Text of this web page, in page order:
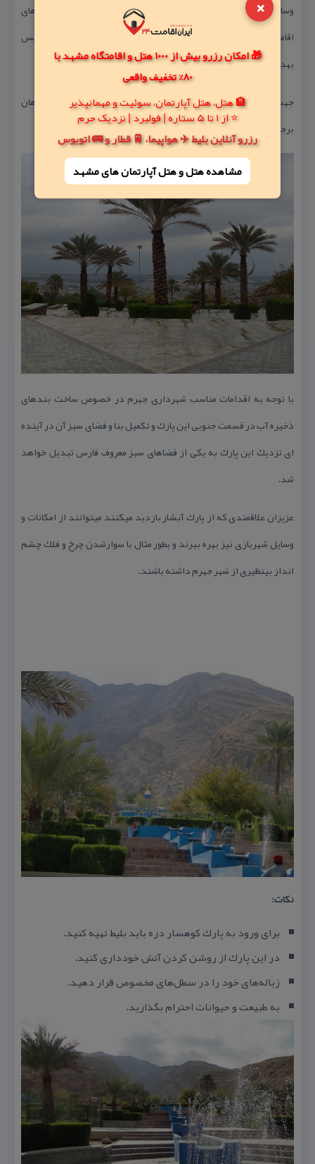
🎁 امکان رزرو بیش از 1000 هتل و اقامتگاه مشهد با
80% تخفیف واقعی
🏨 هتل، هتل آپارتمان، سوئیت و مهمانپذیر
⭐ از 1 تا 5 ستاره | فولبرد | نزدیک حرم
رزرو آنلاین بلیط ✈️ هواپیما، 🚆 قطار و 🚌 اتوبوس
مشاهده هتل و هتل‌ آپارتمان های مشهد
وسایل ورزشی، تجهیزات بازی برای كودكان و نوجوانان، شهربازی، سكوهای
اقامتی جهت خانواده ها، آلاچیق، استخری بزرگ با قایق تفریحی، سرویس
بهداشتی و فضای سبز اشاره كرد.
جهت زیبایی و طراوت پارك آبنماهای عالی نیز تعبیه شده است. شبانگاهان
برجهای نور پارك كوهسار زیبایی آن را دوچندان می نماید.
با توجه به اقدامات مناسب شهرداری جهرم در خصوص ساخت بندهای
ذخیره آب در قسمت جنوبی این پارك و تكمیل بنا و فضای سبز آن در آینده
ای نزدیك این پارك به یكی از فضاهای سبز معروف فارس تبدیل خواهد
شد.
عزیزان علاقمندی كه از پارك آبشار بازدید میكنند میتوانند از امكانات و
وسایل شهربازی نیز بهره ببرند و بطور مثال با سوارشدن چرخ و فلك چشم
انداز بینظیری از شهر جهرم داشته باشند.
نكات:
برای ورود به پارك كوهسار دره باید بلیط تهیه كنید.
در این پارك از روشن كردن آتش خودداری كنید.
زباله‌های خود را در سطل‌های مخصوص قرار دهید.
به طبیعت و حیوانات احترام بگذارید.